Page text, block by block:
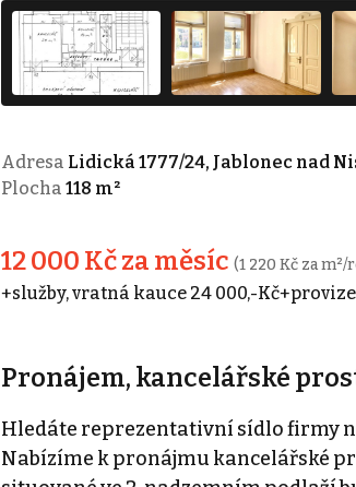
Adresa Lidická 1777/24, Jablonec nad
Plocha 118 m²
12 000 Kč za měsíc (1 220 Kč za m²/
+služby, vratná kauce 24 000,-Kč+provize
Pronájem, kancelářské
Hledáte reprezentativní sídlo firmy
Nabízíme k pronájmu kancelářské